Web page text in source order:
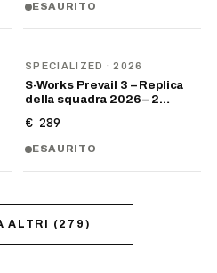
ESAURITO
SPECIALIZED · 2026
S-Works Prevail 3 – Replica
della squadra 2026 – 2…
€ 289
ESAURITO
ALTRI (279 )